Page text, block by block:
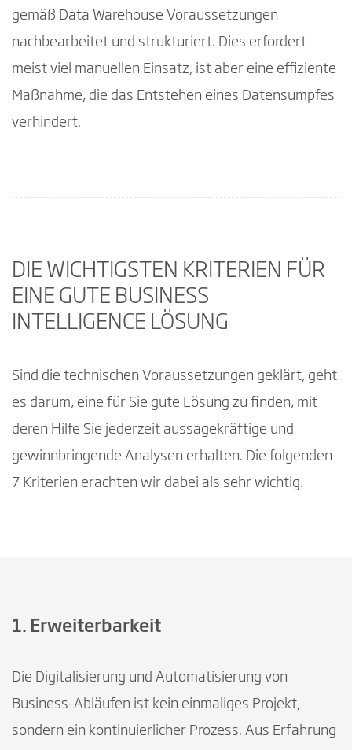
gemäß Data Warehouse Voraussetzungen
nachbearbeitet und strukturiert. Dies erfordert
meist viel manuellen Einsatz, ist aber eine effiziente
Maßnahme, die das Entstehen eines Datensumpfes
verhindert.
DIE WICHTIGSTEN KRITERIEN FÜR
EINE GUTE BUSINESS
INTELLIGENCE LÖSUNG
Sind die technischen Voraussetzungen geklärt, geht
es darum, eine für Sie gute Lösung zu finden, mit
deren Hilfe Sie jederzeit aussagekräftige und
gewinnbringende Analysen erhalten. Die folgenden
7 Kriterien erachten wir dabei als sehr wichtig.
1. Erweiterbarkeit
Die Digitalisierung und Automatisierung von
Business-Abläufen ist kein einmaliges Projekt,
sondern ein kontinuierlicher Prozess. Aus Erfahrung